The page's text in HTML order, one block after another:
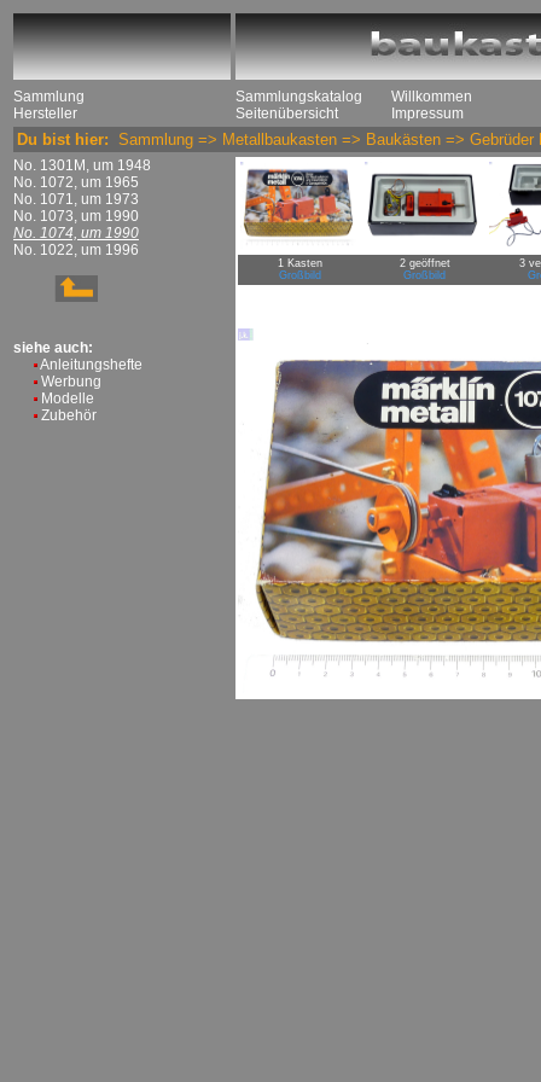
Sammlung
Hersteller
Sammlungskatalog
Seitenübersicht
Willkommen
Impressum
Du bist hier: Sammlung => Metallbaukasten => Baukästen => Gebrüder
No. 1301M, um 1948
No. 1072, um 1965
No. 1071, um 1973
No. 1073, um 1990
No. 1074, um 1990
No. 1022, um 1996
siehe auch:
Anleitungshefte
Werbung
Modelle
Zubehör
1 Kasten
Großbild
2 geöffnet
Großbild
3